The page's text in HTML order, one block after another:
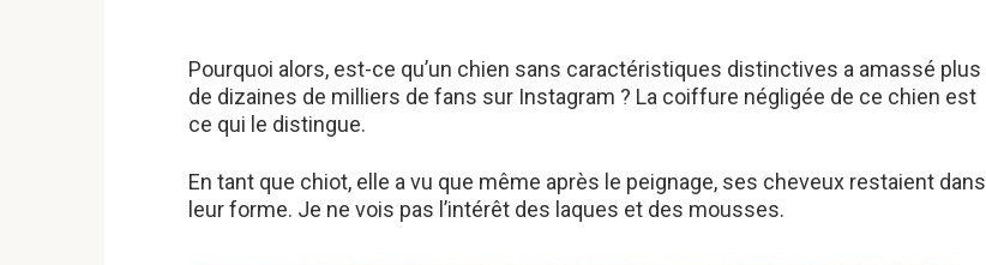
Pourquoi alors, est-ce qu’un chien sans caractéristiques distinctives a amassé plus
de dizaines de milliers de fans sur Instagram ? La coiffure négligée de ce chien est
ce qui le distingue.
En tant que chiot, elle a vu que même après le peignage, ses cheveux restaient dans
leur forme. Je ne vois pas l’intérêt des laques et des mousses.